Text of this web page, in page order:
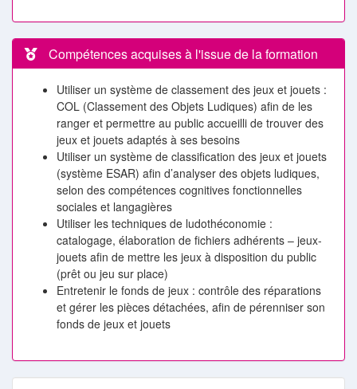
Compétences acquises à l'issue de la formation
Utiliser un système de classement des jeux et jouets :
COL (Classement des Objets Ludiques) afin de les
ranger et permettre au public accueilli de trouver des
jeux et jouets adaptés à ses besoins
Utiliser un système de classification des jeux et jouets
(système ESAR) afin d’analyser des objets ludiques,
selon des compétences cognitives fonctionnelles
sociales et langagières
Utiliser les techniques de ludothéconomie :
catalogage, élaboration de fichiers adhérents – jeux-
jouets afin de mettre les jeux à disposition du public
(prêt ou jeu sur place)
Entretenir le fonds de jeux : contrôle des réparations
et gérer les pièces détachées, afin de pérenniser son
fonds de jeux et jouets